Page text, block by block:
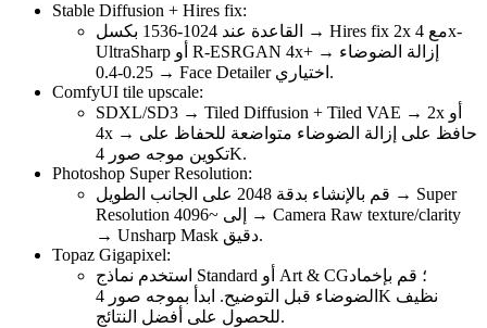
Stable Diffusion + Hires fix:
القاعدة عند 1024-1536 بكسل → Hires fix 2x مع 4x-
UltraSharp أو R-ESRGAN 4x+ → إزالة الضوضاء
0.25-0.4 → Face Detailer اختياري.
ComfyUI tile upscale:
SDXL/SD3 → Tiled Diffusion + Tiled VAE → 2x أو
4x → حافظ على إزالة الضوضاء متواضعة للحفاظ على
تكوين موجه صور 4K.
Photoshop Super Resolution:
قم بالإنشاء بدقة 2048 على الجانب الطويل → Super
Resolution إلى ~4096 → Camera Raw texture/clarity
→ Unsharp Mask دقيق.
Topaz Gigapixel:
استخدم نماذج Standard أو Art & CG؛ قم بإخماد
الضوضاء قبل التوضيح. ابدأ بموجه صور 4K نظيف
للحصول على أفضل النتائج.